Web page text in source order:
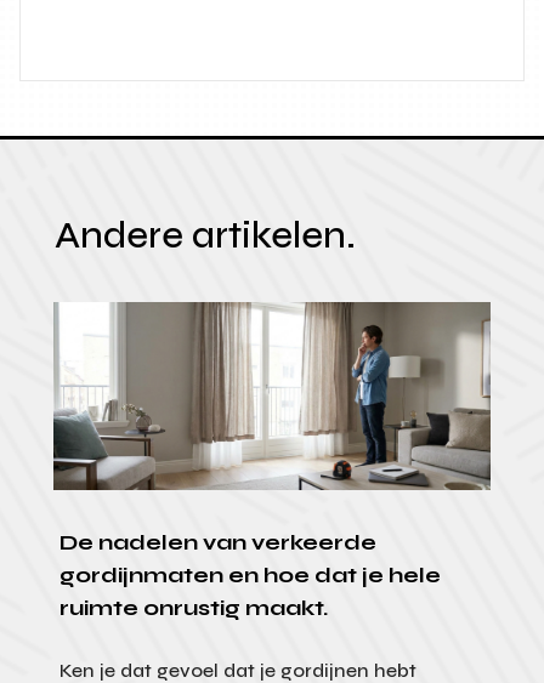
Andere artikelen.
De nadelen van verkeerde
gordijnmaten en hoe dat je hele
ruimte onrustig maakt.
Ken je dat gevoel dat je gordijnen hebt